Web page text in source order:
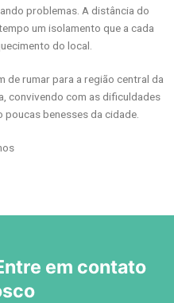
problemas. A distância do
um isolamento que a cada
do local.
de rumar para a região central da
convivendo com as dificuldades
benesses da cidade.
em contato